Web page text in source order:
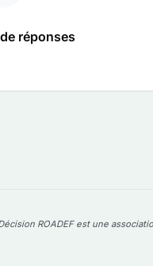
réponses
ROADEF est une